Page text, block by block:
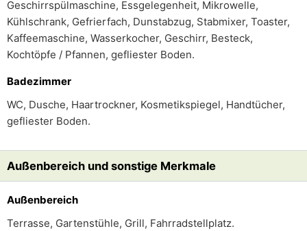
Geschirrspülmaschine, Essgelegenheit, Mikrowelle,
Kühlschrank, Gefrierfach, Dunstabzug, Stabmixer, Toaster,
Kaffeemaschine, Wasserkocher, Geschirr, Besteck,
Kochtöpfe / Pfannen, gefliester Boden.
Badezimmer
WC, Dusche, Haartrockner, Kosmetikspiegel, Handtücher,
gefliester Boden.
Außenbereich und sonstige Merkmale
Außenbereich
Terrasse, Gartenstühle, Grill, Fahrradstellplatz.